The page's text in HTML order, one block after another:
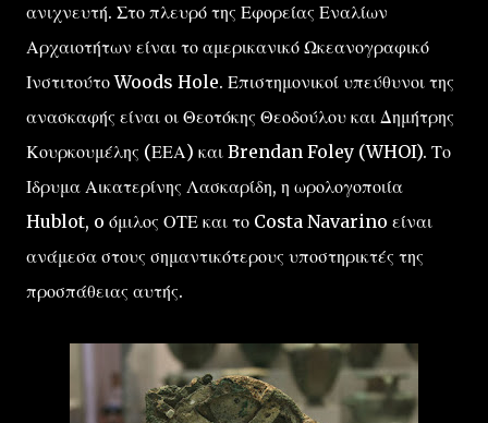
ανιχνευτή. Στο πλευρό της Εφορείας Εναλίων
Αρχαιοτήτων είναι το αμερικανικό Ωκεανογραφικό
Ινστιτούτο Woods Hole. Επιστημονικοί υπεύθυνοι της
ανασκαφής είναι οι Θεοτόκης Θεοδούλου και Δημήτρης
Κουρκουμέλης (ΕΕΑ) και Brendan Foley (WHOI). Το
Ιδρυμα Αικατερίνης Λασκαρίδη, η ωρολογοποιία
Hublot, o όμιλος ΟΤΕ και το Costa Navarino είναι
ανάμεσα στους σημαντικότερους υποστηρικτές της
προσπάθειας αυτής.